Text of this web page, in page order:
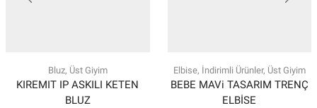
Bluz, Üst Giyim
KIREMIT IP ASKILI KETEN
BLUZ
Elbise, İndirimli Ürünler, Üst Giyim
BEBE MAVi TASARIM TRENÇ
ELBİSE